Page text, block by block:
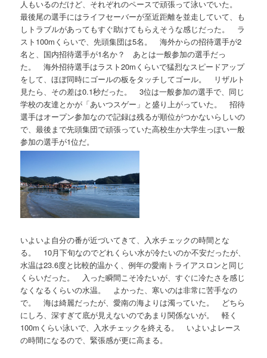
人もいるのだけど、それぞれのペースで頑張って泳いでいた。
最後尾の選手にはライフセーバーが至近距離を並走していて、も
しトラブルがあってもすぐ助けてもらえそうな感じだった。 ラ
スト100mくらいで、先頭集団は5名。 海外からの招待選手が2
名と、国内招待選手が1名か？ あとは一般参加の選手だっ
た。 海外招待選手はラスト20mくらいで猛烈なスピードアップ
をして、ほぼ同時にゴールの板をタッチしてゴール。 リザルト
見たら、その差は0.1秒だった。 3位は一般参加の選手で、同じ
学校の友達とかが「あいつスゲー」と盛り上がっていた。 招待
選手はオープン参加なので記録は残るが順位がつかないらしいの
で、最後まで先頭集団で頑張っていた高校生か大学生っぽい一般
参加の選手が1位だ。
いよいよ自分の番が近づいてきて、入水チェックの時間とな
る。 10月下旬なのでどれくらい水が冷たいのか不安だったが、
水温は23.6度と比較的温かく、例年の愛南トライアスロンと同じ
くらいだった。 入った瞬間こそ冷たいが、すぐに冷たさを感じ
なくなるくらいの水温。 よかった、寒いのは非常に苦手なの
で。 海は綺麗だったが、愛南の海よりは濁っていた。 どちら
にしろ、深すぎて底が見えないのであまり関係ないが。 軽く
100mくらい泳いで、入水チェックを終える。 いよいよレース
の時間になるので、緊張感が更に高まる。